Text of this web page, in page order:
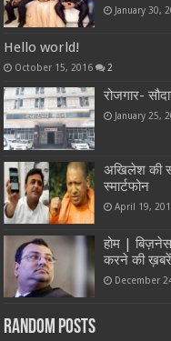
January 30,
Hello world!
October 15, 2016 2
रोजगार-
January 25,
अखिलेश की
स्मार्टफोन
April 19,
होम |
करने की ख़बरें
December
Random Posts